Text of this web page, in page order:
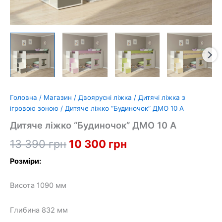
Головна / Магазин / Двоярусні ліжка / Дитячі ліжка з
ігровою зоною / Дитяче ліжко “Будиночок” ДМО 10 А
Дитяче ліжко “Будиночок” ДМО 10 А
13 390грн Оригінальна
10 300 грн
Розміри:
Висота 1090 мм
Глибина 832 мм